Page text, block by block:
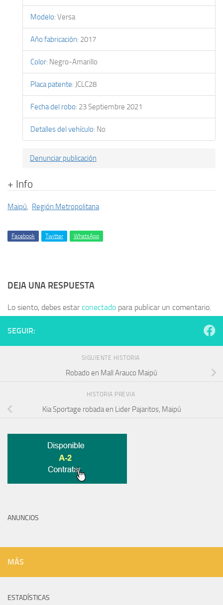
Modelo: Versa
Año fabricación: 2017
Color: Negro-Amarillo
Placa patente: JCLC28
Fecha del robo: 23 Septiembre 2021
Detalles del vehículo: No
Denunciar publicación
+ Info
Maipú, Región Metropolitana
Facebook Twitter WhatsApp
DEJA UNA RESPUESTA
Lo siento, debes estarconectado para publicar un comentario.
SEGUIR:
SIGUIENTE HISTORIA
Robado en Mall Arauco Maipú
HISTORIA PREVIA
Kia Sportage robada en Lider Pajaritos, Maipú
ANUNCIOS
MÁS
ESTADÍSTICAS